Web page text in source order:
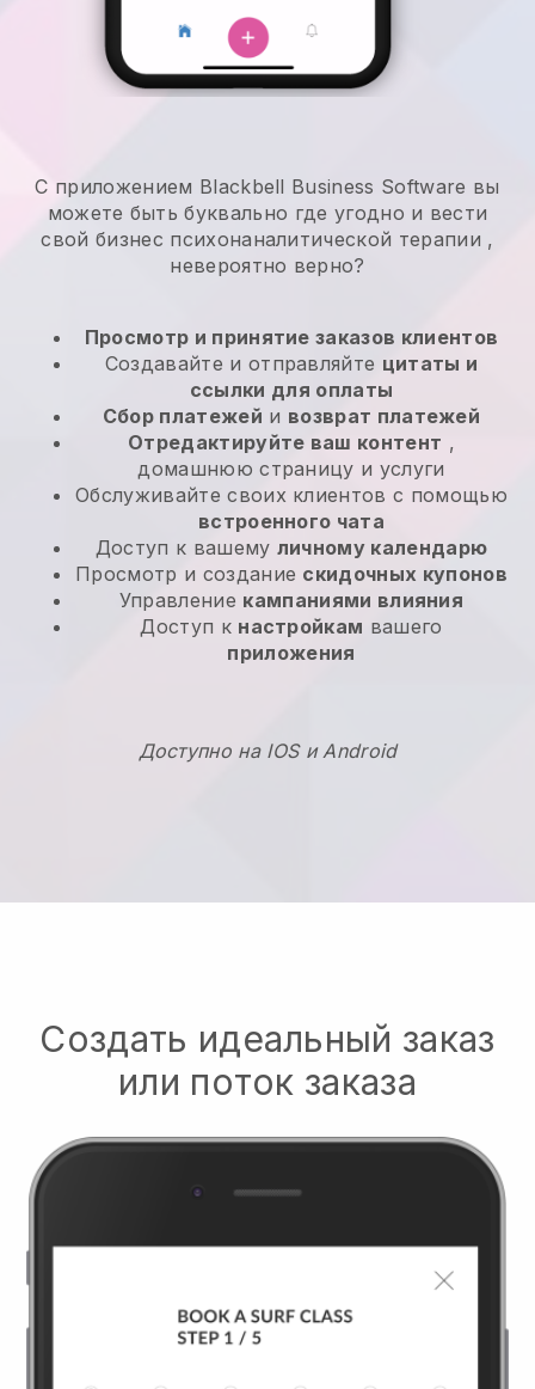
С приложением Blackbell Business Software вы
можете быть буквально где угодно и вести
свой бизнес психонаналитической терапии ,
невероятно верно?
Просмотр и принятие заказов клиентов
Создавайте и отправляйте цитаты и
ссылки для оплаты
Сбор платежей и возврат платежей
Отредактируйте ваш контент ,
домашнюю страницу и услуги
Обслуживайте своих клиентов с помощью
встроенного чата
Доступ к вашему личному календарю
Просмотр и создание скидочных купонов
Управление кампаниями влияния
Доступ к настройкам вашего
приложения
Доступно на IOS и Android
Создать идеальный заказ
или поток заказа